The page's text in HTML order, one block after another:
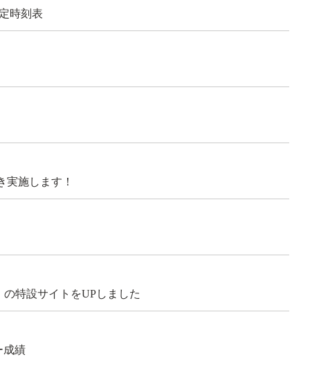
時刻表
実施します！
特設サイトをUPしました
成績